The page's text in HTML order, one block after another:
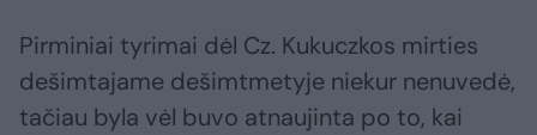
Pirminiai tyrimai dėl Cz. Kukuczkos mirties
dešimtajame dešimtmetyje niekur nenuvedė,
tačiau byla vėl buvo atnaujinta po to, kai